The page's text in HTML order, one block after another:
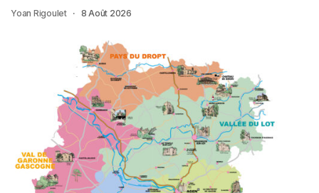
Yoan Rigoulet 8 Août 2026